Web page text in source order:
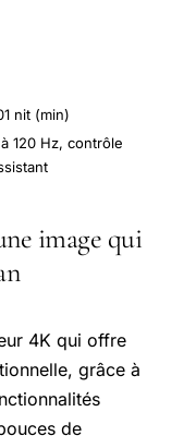
nit (min)
120 Hz, contrôle
image qui
4K qui offre
grâce à
de